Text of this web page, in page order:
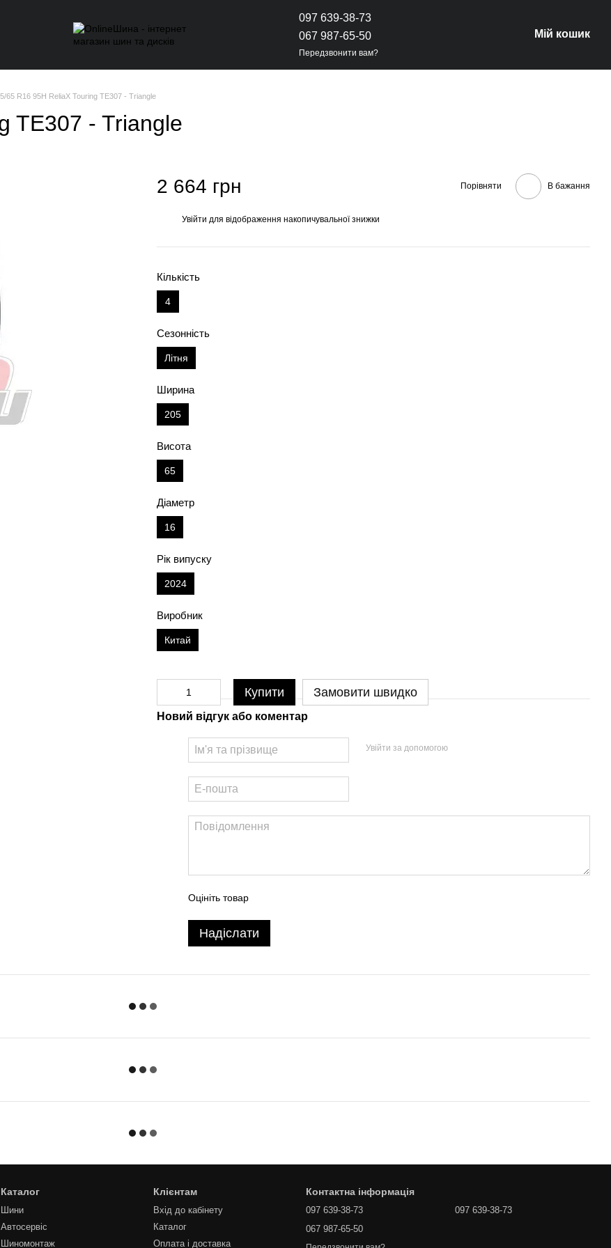
097 639-38-73
067 987-65-50
Передзвонити вам?
Мій кошик
65 R16 95H ReliaX Touring TE307 - Triangle
TE307 - Triangle
2 664 грн Порівняти В бажання
Увійти для відображення накопичувальної знижки
Кількість
4
Сезонність
Літня
Ширина
205
Висота
65
Діаметр
16
Рік випуску
2024
Виробник
Китай
Купити Замовити швидко
Новий відгук або коментар
Увійти за допомогою
Оцініть товар
Надіслати
Каталог
Шини
Автосервіс
Шиномонтаж
Клієнтам
Вхід до кабінету
Каталог
Оплата і доставка
Контактна інформація
097 639-38-73
067 987-65-50
097 639-38-73